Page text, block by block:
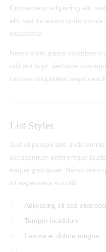
Consectetur adipiscing elit,
elit, sed do eiusm unde omnis
onsectetur
Nemo enim ipsam voluptatem
odit aut fugit, sed quia
ratione voluptatem sequi
List Styles
Sed ut perspiciatis unde
accusantium doloremque
eaque ipsa quae. Nemo enim
sit aspernatur aut odit.
Adipiscing eli sed eiusmod
Tempor incididunt
Labore et dolore magna